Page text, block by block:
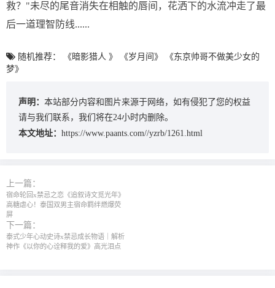
救？"未尽的尾音消失在相触的唇间，花洒下的水流冲走了最
后一道理智防线......
随机推荐： 《暗影猎人 》 《岁月间》
《东京帅哥不做美少女的
梦》
声明： 本站部分内容和图片来源于网络，如有侵犯了您的权益
请与我们联系，我们将在24小时内删除。
本文地址： https://www.paants.com//yzrb/1261.html
上一篇：
宿命轮回x禁忌之恋《追叙诗文觅光年》
高糖虐心！泰国双男主宿命羁绊燃爆荧
屏
下一篇：
泰式少年心动史诗x禁忌成长物语｜解析
神作《以你的心诠释我的爱》高光泪点